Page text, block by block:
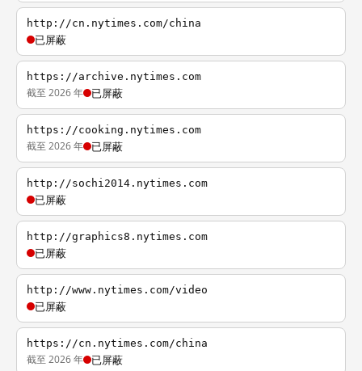
http://cn.nytimes.com/china
已屏蔽
https://archive.nytimes.com
截至 2026 年 已屏蔽
https://cooking.nytimes.com
截至 2026 年 已屏蔽
http://sochi2014.nytimes.com
已屏蔽
http://graphics8.nytimes.com
已屏蔽
http://www.nytimes.com/video
已屏蔽
https://cn.nytimes.com/china
截至 2026 年 已屏蔽